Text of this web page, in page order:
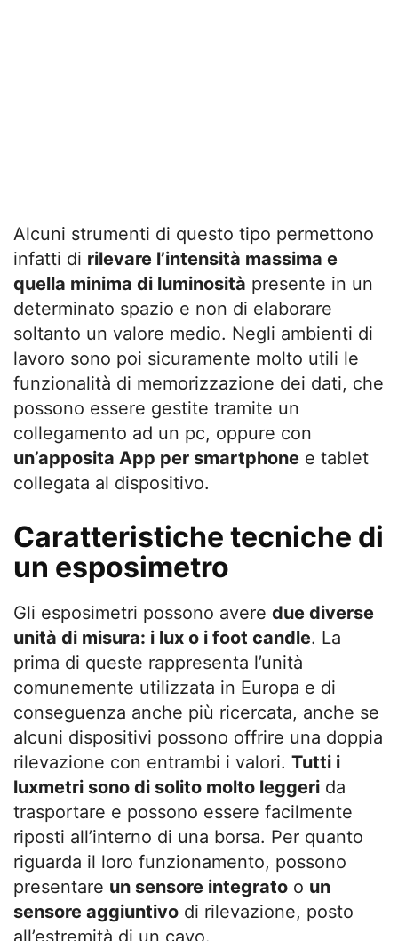
Alcuni strumenti di questo tipo permettono
infatti di rilevare l’intensità massima e
quella minima di luminosità presente in un
determinato spazio e non di elaborare
soltanto un valore medio. Negli ambienti di
lavoro sono poi sicuramente molto utili le
funzionalità di memorizzazione dei dati, che
possono essere gestite tramite un
collegamento ad un pc, oppure con
un’apposita App per smartphone e tablet
collegata al dispositivo.
Caratteristiche tecniche di
un esposimetro
Gli esposimetri possono avere due diverse
unità di misura: i lux o i foot candle. La
prima di queste rappresenta l’unità
comunemente utilizzata in Europa e di
conseguenza anche più ricercata, anche se
alcuni dispositivi possono offrire una doppia
rilevazione con entrambi i valori. Tutti i
luxmetri sono di solito molto leggeri da
trasportare e possono essere facilmente
riposti all’interno di una borsa. Per quanto
riguarda il loro funzionamento, possono
presentare un sensore integrato o un
sensore aggiuntivo di rilevazione, posto
all’estremità di un cavo.